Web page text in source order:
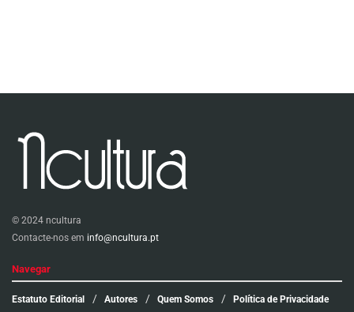
© 2024 ncultura
Contacte-nos em info@ncultura.pt
Navegar
Estatuto Editorial Autores Quem Somos Política de Privacidade